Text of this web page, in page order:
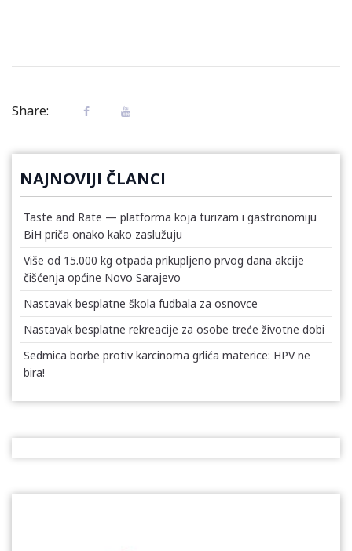
Share:
NAJNOVIJI ČLANCI
Taste and Rate — platforma koja turizam i gastronomiju
BiH priča onako kako zaslužuju
Više od 15.000 kg otpada prikupljeno prvog dana akcije
čišćenja općine Novo Sarajevo
Nastavak besplatne škola fudbala za osnovce
Nastavak besplatne rekreacije za osobe treće životne dobi
Sedmica borbe protiv karcinoma grlića materice: HPV ne
bira!